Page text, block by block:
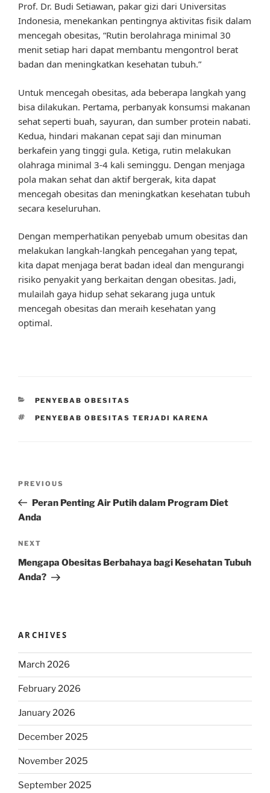
Prof. Dr. Budi Setiawan, pakar gizi dari Universitas
Indonesia, menekankan pentingnya aktivitas fisik dalam
mencegah obesitas, “Rutin berolahraga minimal 30
menit setiap hari dapat membantu mengontrol berat
badan dan meningkatkan kesehatan tubuh.”
Untuk mencegah obesitas, ada beberapa langkah yang
bisa dilakukan. Pertama, perbanyak konsumsi makanan
sehat seperti buah, sayuran, dan sumber protein nabati.
Kedua, hindari makanan cepat saji dan minuman
berkafein yang tinggi gula. Ketiga, rutin melakukan
olahraga minimal 3-4 kali seminggu. Dengan menjaga
pola makan sehat dan aktif bergerak, kita dapat
mencegah obesitas dan meningkatkan kesehatan tubuh
secara keseluruhan.
Dengan memperhatikan penyebab umum obesitas dan
melakukan langkah-langkah pencegahan yang tepat,
kita dapat menjaga berat badan ideal dan mengurangi
risiko penyakit yang berkaitan dengan obesitas. Jadi,
mulailah gaya hidup sehat sekarang juga untuk
mencegah obesitas dan meraih kesehatan yang
optimal.
CATEGORIES
PENYEBAB OBESITAS
TAGS
PENYEBAB OBESITAS TERJADI KARENA
Previous
Post
PREVIOUS
Peran Penting Air Putih dalam Program Diet
Anda
Next
Post
NEXT
Mengapa Obesitas Berbahaya bagi Kesehatan Tubuh
Anda?
ARCHIVES
March 2026
February 2026
January 2026
December 2025
November 2025
September 2025